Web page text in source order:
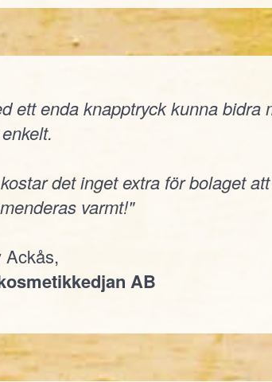
ett enda knapptryck kunna
det inget extra för bolaget
varmt!"
Ackås,
AB